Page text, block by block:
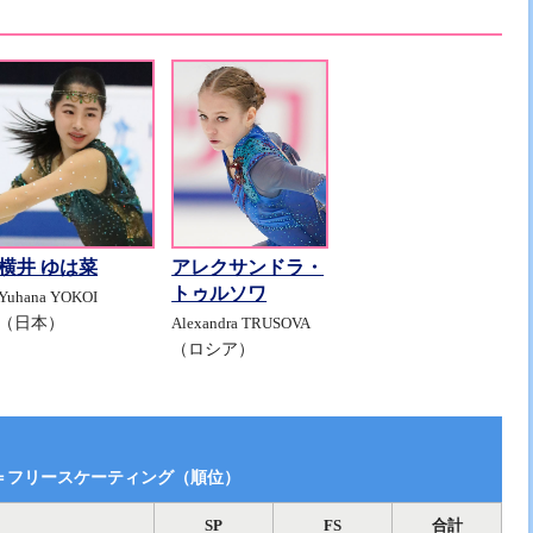
井 ゆは菜
YOKOI
日本）
アレクサンドラ・
トゥルソワ
Alexandra TRUSOVA
（ロシア）
フリースケーティング（順位）
SP FS 合計